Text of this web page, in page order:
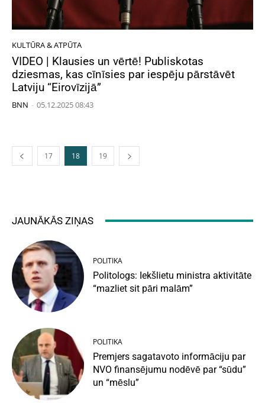
KULTŪRA & ATPŪTA
VIDEO | Klausies un vērtē! Publiskotas
dziesmas, kas cīnīsies par iespēju pārstāvēt
Latviju “Eirovīzijā”
BNN - 05.12.2025 08:43
17 18 19
JAUNĀKĀS ZIŅAS
POLITIKA
Politologs: Iekšlietu ministra aktivitāte
“mazliet sit pāri malām”
POLITIKA
Premjers sagatavoto informāciju par
NVO finansējumu nodēvē par “sūdu”
un “mēslu”